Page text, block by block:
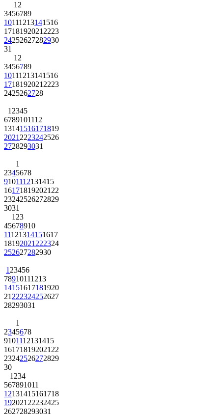
1 2
3456789
10111213141516
1718192021 2223
24252627282930
31
1 2
3456789
10111213141516
1718192021 2223
2425262728
1 2345
6789101112
13141516171819
2021 2223242526
2728293031
1
2345678
9101112131415
161718192021 22
23242526272829
3031
1 23
45678910
11121314151617
18192021 222324
252627282930
1 23456
78910111213
14151617181920
21 222324252627
28293031
1
2345678
9101112131415
161718192021 22
23242526272829
30
1 234
567891011
12131415161718
192021 22232425
262728293031